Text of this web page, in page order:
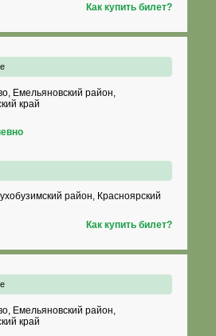
Как купить билет?
Емельяновский район,
край
район, Красноярский
Как купить билет?
Емельяновский район,
край